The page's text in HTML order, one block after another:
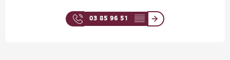
03 85 96 51 ▒▒